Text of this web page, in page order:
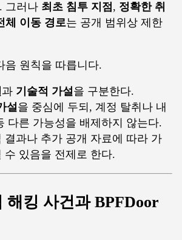
그러나 최초 침투 지점, 정확한 취
체 이동 경로는 공개 범위상 제한
음 원칙을 따릅니다.
과 기술적 가설을 구분한다.
설을 중심에 두되, 계정 탈취나 내
다른 가능성을 배제하지 않는다.
결과나 추가 공개 자료에 따라 가
수 있음을 전제로 한다.
해킹 사건과 BPFDoor